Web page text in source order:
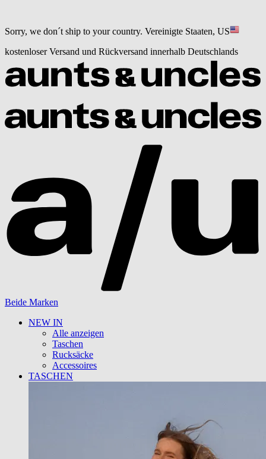
Sorry, we don´t ship to your country. Vereinigte Staaten, US
kostenloser Versand und Rückversand innerhalb Deutschlands
Beide Marken
NEW IN
Alle anzeigen
Taschen
Rucksäcke
Accessoires
TASCHEN